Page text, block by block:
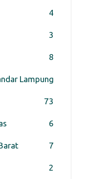
4
3
8
Lampung
3
7
6
7
2